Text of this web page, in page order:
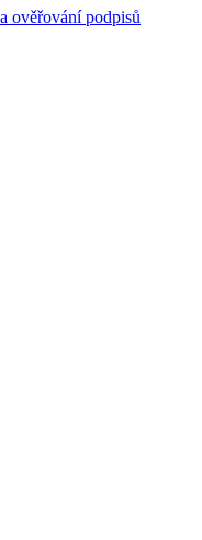
ověřování podpisů